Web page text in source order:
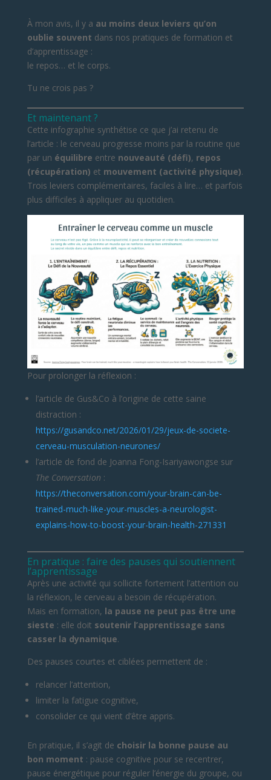
À mon avis, il y a au moins deux leviers qu’on
oublie souvent dans nos pratiques de formation et
d’apprentissage :
le repos… et le corps.
Tu ne crois pas ?
Et maintenant ?
Cette infographie synthétise ce que j’ai retenu de
l’article : le cerveau progresse moins par la routine que
par un équilibre entre nouveauté (défi), repos
(récupération) et mouvement (activité physique).
Trois leviers complémentaires, faciles à lire… et parfois
plus difficiles à appliquer au quotidien.
Pour prolonger la réflexion :
l’article de Gus&Co à l’origine de cette saine
distraction :
https://gusandco.net/2026/01/29/jeux-de-societe-
cerveau-musculation-neurones/
l’article de fond de Joanna Fong-Isariyawongse sur
The Conversation :
https://theconversation.com/your-brain-can-be-
trained-much-like-your-muscles-a-neurologist-
explains-how-to-boost-your-brain-health-271331
En pratique : faire des pauses qui soutiennent
l’apprentissage
Après une activité qui sollicite fortement l’attention ou
la réflexion, le cerveau a besoin de récupération.
Mais en formation, la pause ne peut pas être une
sieste : elle doit soutenir l’apprentissage sans
casser la dynamique.
Des pauses courtes et ciblées permettent de :
relancer l’attention,
limiter la fatigue cognitive,
consolider ce qui vient d’être appris.
En pratique, il s’agit de choisir la bonne pause au
bon moment : pause cognitive pour se recentrer,
pause énergétique pour réguler l’énergie du groupe, ou